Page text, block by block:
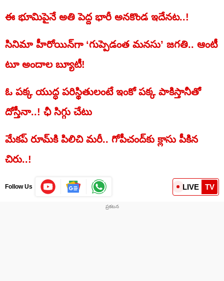
ఈ భూమిపైనే అతి పెద్ద భారీ అనకొండ ఇదేనట..!
సినిమా హీరోయిన్‌గా ‘గుప్పెడంత మనసు’ జగతి.. ఆంటీ
టూ అందాల బ్యూటీ!
ఓ పక్క యుద్ధ పరిస్థితులంటే ఇంకో పక్క పాకిస్తానీతో
దోస్తీనా..! ఛీ సిగ్గు చేటు
మేకప్‌ రూమ్‌కి పిలిచి మరీ.. గోపీచంద్‌కు క్లాసు పీకిన
చిరు..!
Follow Us LIVE TV